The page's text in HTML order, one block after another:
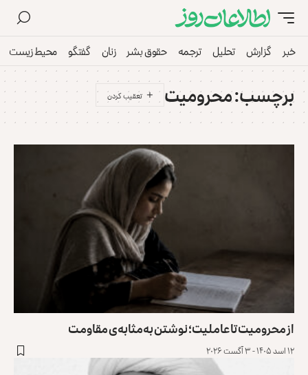
خبر گزارش تحلیل ترجمه حقوق بشر زنان گفتگو محیط زیست
برچسب:محرومیت
از محرومیت تا عاملیت؛ نوشتن به‌مثابه‌ی مقاومت
۱۲ اسد ۱۴۰۵ - ۳ آگست ۲۰۲۶